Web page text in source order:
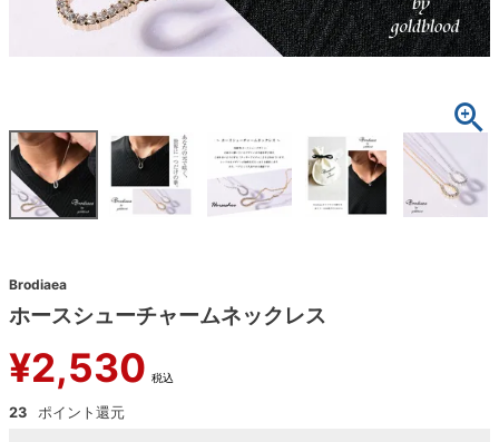
Brodiaea
ホースシューチャームネックレス
¥2,530 税込
23